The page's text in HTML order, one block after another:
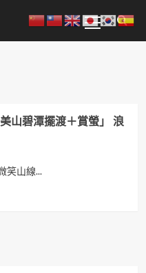
Menu
山碧潭擺渡＋賞螢」 浪
笑山線...